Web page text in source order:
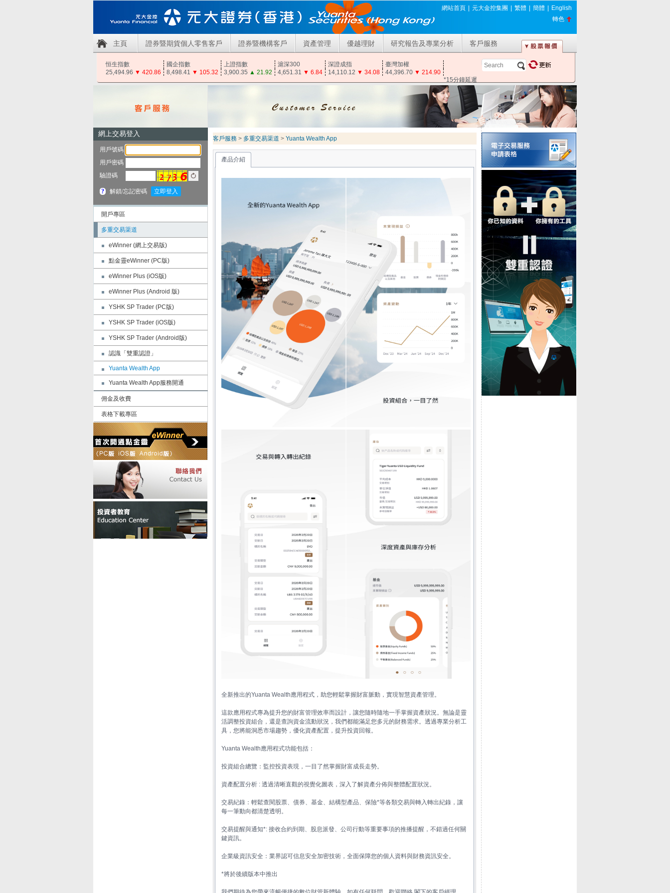
網站首頁 元大金控集團 繁體 簡體
English
轉色
主頁 證券暨期貨個人零售客戶 證券暨機構客戶 資產管理 優越理財 研究報告及專業分析 客戶服務
恒生指數 國企指數 上證指數 滬深300 深證成指
臺灣加權
25,494.96 ▼ 420.86 8,498.41 ▼ 105.32 3,900.35 ▲ 21.92 4,651.31 ▼ 6.84 14,110.12 ▼ 34.08 44,396.70 ▼ 214.90
*15分鐘延遲
開戶專區
多重交易渠道
eWinner (網上交易版)
點金靈eWinner (PC版)
eWinner Plus (iOS版)
eWinner Plus (Android 版)
YSHK SP Trader (PC版)
YSHK SP Trader (iOS版)
YSHK SP Trader (Android版)
認識「雙重認證」
Yuanta Wealth App
Yuanta Wealth App服務開通
佣金及收費
表格下載專區
客戶服務 > 多重交易渠道 > Yuanta Wealth App
產品介紹
全新推出的Yuanta Wealth應用程式，助您輕鬆掌握財富脈動，實現智慧資產管理。
這款應用程式專為提升您的財富管理效率而設計，讓您隨時隨地一手掌握資產狀況。無論是靈
活調整投資組合，還是查詢資金流動狀況，我們都能滿足您多元的財務需求。透過專業分析工
具，您將能洞悉市場趨勢，優化資產配置，提升投資回報。
Yuanta Wealth應用程式功能包括：
投資組合總覽：監控投資表現，一目了然掌握財富成長走勢。
資產配置分析 : 透過清晰直觀的視覺化圖表，深入了解資產分佈與整體配置狀況。
交易紀錄：輕鬆查閱股票、債券、基金、結構型產品、保險*等各類交易與轉入轉出紀錄，讓
每一筆動向都清楚透明。
交易提醒與通知*: 接收合約到期、股息派發、公司行動等重要事項的推播提醒，不錯過任何關
鍵資訊。
企業級資訊安全：業界認可信息安全加密技術，全面保障您的個人資料與財務資訊安全。
*將於後續版本中推出